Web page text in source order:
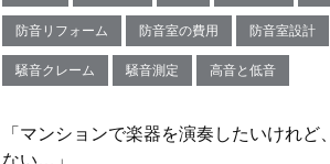
防音リフォーム 防音室の費用 防音室設計
騒音クレーム 騒音測定 高音と低音
「マンションで楽器を演奏したいけれ
ない…」